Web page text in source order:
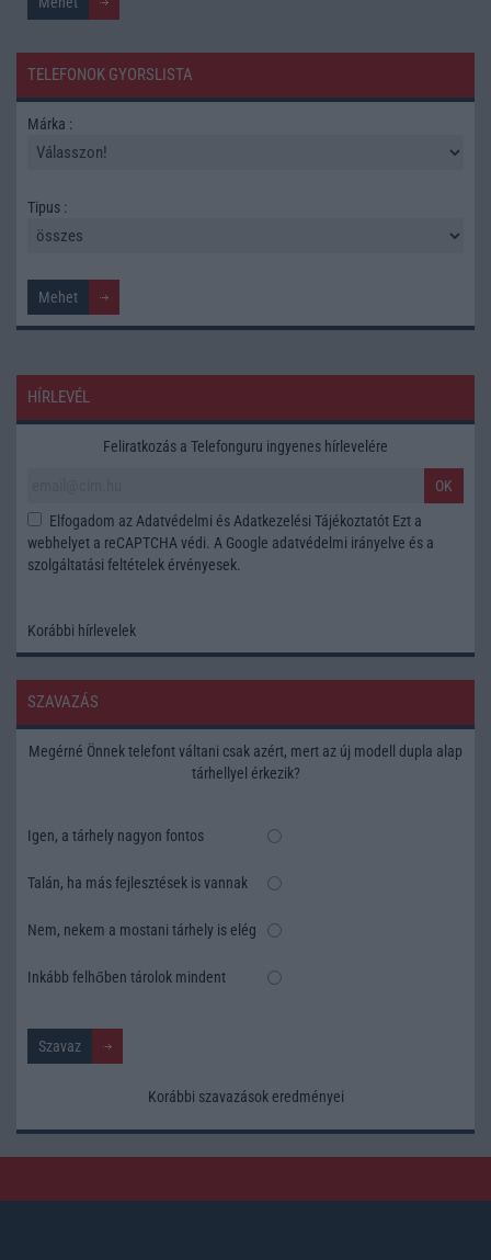
TELEFONOK GYORSLISTA
Márka :
Tipus :
HÍRLEVÉL
Feliratkozás a Telefonguru ingyenes hírlevelére
OK
Elfogadom az Adatvédelmi és Adatkezelési Tájékoztatót Ezt a
webhelyet a reCAPTCHA védi. A Google adatvédelmi irányelve és a
szolgáltatási feltételek érvényesek.
Korábbi hírlevelek
SZAVAZÁS
Megérné Önnek telefont váltani csak azért, mert az új modell dupla alap
tárhellyel érkezik?
Igen, a tárhely nagyon fontos
Talán, ha más fejlesztések is vannak
Nem, nekem a mostani tárhely is elég
Inkább felhőben tárolok mindent
Korábbi szavazások eredményei